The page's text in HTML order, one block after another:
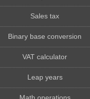
Sales tax
Binary base conversion
VAT calculator
Leap years